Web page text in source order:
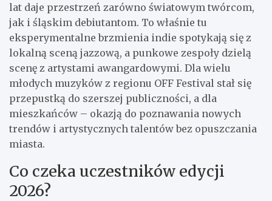
lat daje przestrzeń zarówno światowym twórcom,
jak i śląskim debiutantom. To właśnie tu
eksperymentalne brzmienia indie spotykają się z
lokalną sceną jazzową, a punkowe zespoły dzielą
scenę z artystami awangardowymi. Dla wielu
młodych muzyków z regionu OFF Festival stał się
przepustką do szerszej publiczności, a dla
mieszkańców – okazją do poznawania nowych
trendów i artystycznych talentów bez opuszczania
miasta.
Co czeka uczestników edycji
2026?